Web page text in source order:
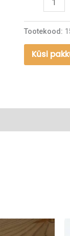
Tootekood:
Küsi